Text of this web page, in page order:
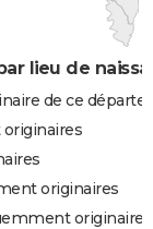
lieu de
de ce
originaires
originaires